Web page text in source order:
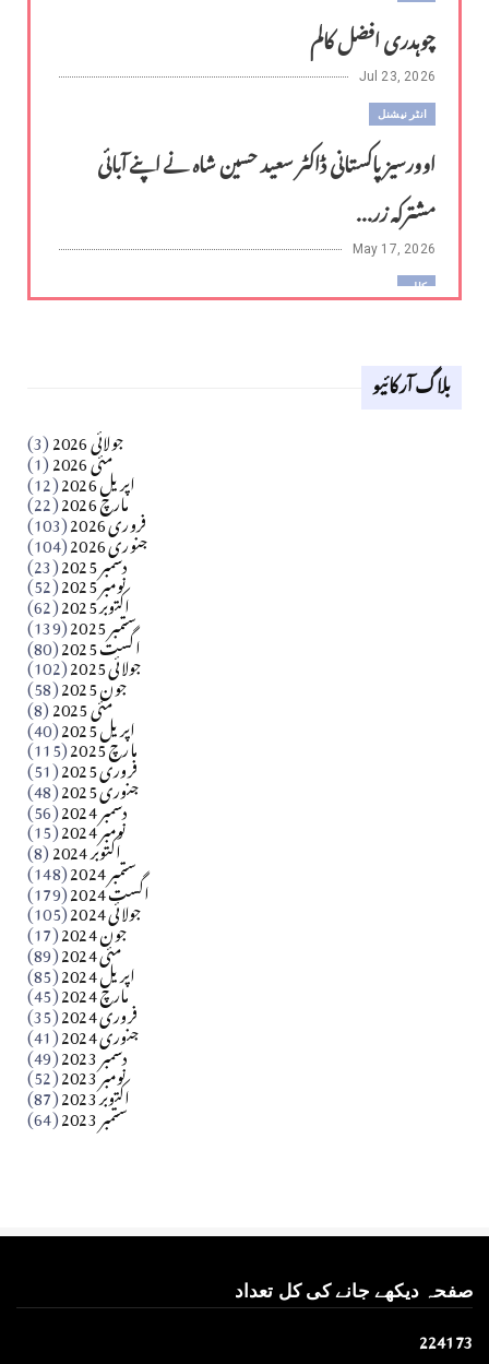
چوہدری افضل کالم
Jul 23, 2026
انٹر نیشنل
اوورسیز پاکستانی ڈاکٹر سعید حسین شاہ نے اپنے آبائی
مشترکہ زر...
May 17, 2026
کالم
Apr 18, 2026
آزاد کشمیر جیسے احتجاج کی ضرورت ہے؟ از،،، ظہیرالدین
بلاگ آرکائیو
جولائی 2026 (3) مئی 2026 (1) اپریل 2026 (12) مارچ 2026 (22) فروری 2026 (103) جنوری 2026 (104) دسمبر 2025 (23) نومبر 2025 (52) اکتوبر 2025 (62) ستمبر 2025 (139) اگست 2025 (80) جولائی 2025 (102) جون 2025 (58) مئی 2025 (8) اپریل 2025 (40) مارچ 2025 (115) فروری 2025 (51) جنوری 2025 (48) دسمبر 2024 (56) نومبر 2024 (15) اکتوبر 2024 (8) ستمبر 2024 (148) اگست 2024 (179) جولائی 2024 (105) جون 2024 (17) مئی 2024 (89) اپریل 2024 (85) مارچ 2024 (45) فروری 2024 (35) جنوری 2024 (41) دسمبر 2023 (49) نومبر 2023 (52) اکتوبر 2023 (87) ستمبر 2023 (64)
صفحہ دیکھے جانے کی کل تعداد
224173